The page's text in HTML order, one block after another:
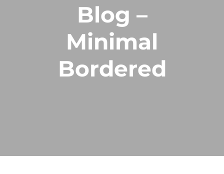
Blog –
Minimal
Bordered